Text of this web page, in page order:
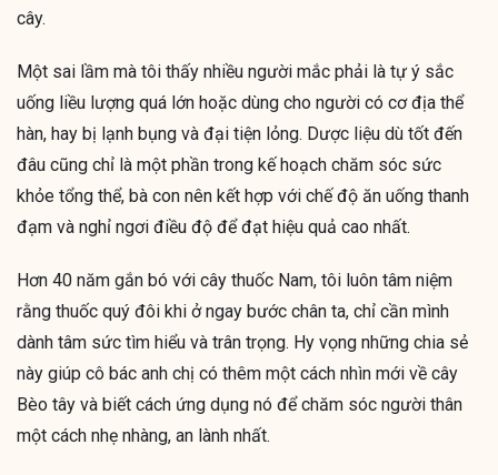
cây.
Một sai lầm mà tôi thấy nhiều người mắc phải là tự ý sắc
uống liều lượng quá lớn hoặc dùng cho người có cơ địa thể
hàn, hay bị lạnh bụng và đại tiện lỏng. Dược liệu dù tốt đến
đâu cũng chỉ là một phần trong kế hoạch chăm sóc sức
khỏe tổng thể, bà con nên kết hợp với chế độ ăn uống thanh
đạm và nghỉ ngơi điều độ để đạt hiệu quả cao nhất.
Hơn 40 năm gắn bó với cây thuốc Nam, tôi luôn tâm niệm
rằng thuốc quý đôi khi ở ngay bước chân ta, chỉ cần mình
dành tâm sức tìm hiểu và trân trọng. Hy vọng những chia sẻ
này giúp cô bác anh chị có thêm một cách nhìn mới về cây
Bèo tây và biết cách ứng dụng nó để chăm sóc người thân
một cách nhẹ nhàng, an lành nhất.